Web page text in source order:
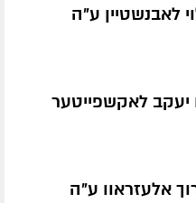
לאבנשטיין ע״ה
לאקשפייטער
אלעזראוו ע״ה